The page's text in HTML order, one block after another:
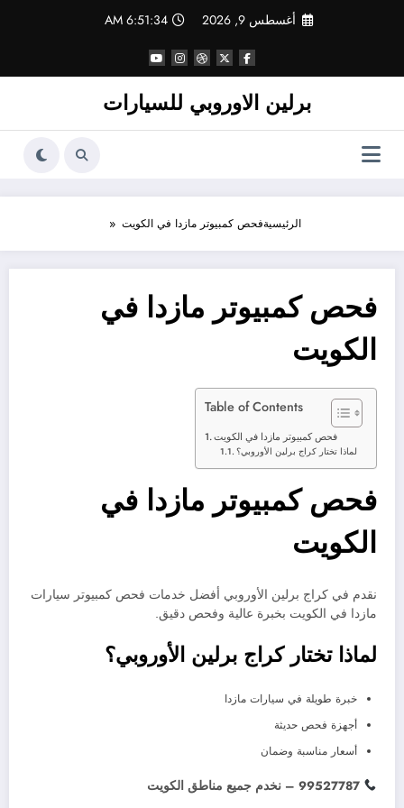
أغسطس 9, 2026 6:51:34 AM
برلين الاوروبي للسيارات
الرئيسيةفحص كمبيوتر مازدا في الكويت
فحص كمبيوتر مازدا في
الكويت
Table of Contents
فحص كمبيوتر مازدا في الكويت
لماذا تختار كراج برلين الأوروبي؟
فحص كمبيوتر مازدا في
الكويت
نقدم في كراج برلين الأوروبي أفضل خدمات فحص كمبيوتر سيارات
مازدا في الكويت بخبرة عالية وفحص دقيق.
لماذا تختار كراج برلين الأوروبي؟
خبرة طويلة في سيارات مازدا
أجهزة فحص حديثة
أسعار مناسبة وضمان
99527787 – نخدم جميع مناطق الكويت